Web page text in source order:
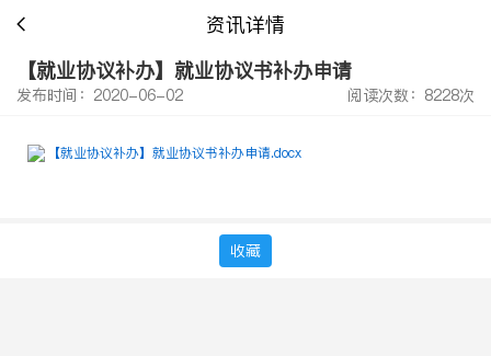
资讯详情
【就业协议补办】就业协议书补办申请
发布时间：2020-06-02 阅读次数：8228次
【就业协议补办】就业协议书补办申请.docx
收藏